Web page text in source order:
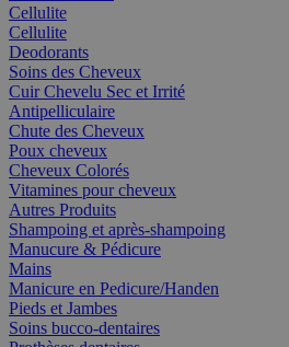
Cellulite
Cellulite
Deodorants
Soins des Cheveux
Cuir Chevelu Sec et Irrité
Antipelliculaire
Chute des Cheveux
Poux cheveux
Cheveux Colorés
Vitamines pour cheveux
Autres Produits
Shampoing et après-shampoing
Manucure & Pédicure
Mains
Manicure en Pedicure/Handen
Pieds et Jambes
Soins bucco-dentaires